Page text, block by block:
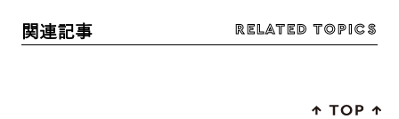
関連記事 RELATED TOPICS